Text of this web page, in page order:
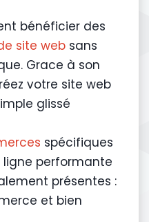
bénéficier des
site web sans
Grace à son
votre site web
glissé
spécifiques
performante
présentes :
et bien